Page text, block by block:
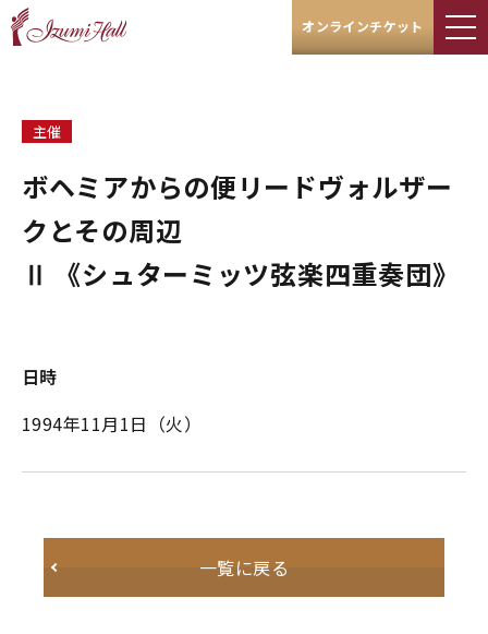
オンラインチケット
主催
ボヘミアからの便リードヴォルザー
クとその周辺
Ⅱ 《シュターミッツ弦楽四重奏団》
日時
1994年11月1日（火）
一覧に戻る